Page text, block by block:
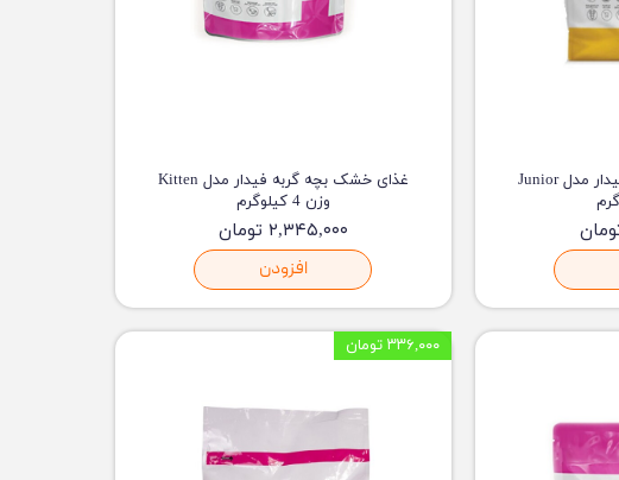
غذای خشک بچه گربه فیدار مدل Junior
غذای خشک بچه گربه فیدار مدل Kitten
وزن 4 کیلوگرم
۲,۳۴۵,۰۰۰ تومان
افزودن
۳۳۶,۰۰۰ تومان